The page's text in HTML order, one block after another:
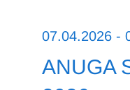
07.04.2026 -
ANUGA